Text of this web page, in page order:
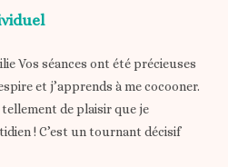
Vos séances ont été précieuses
et j’apprends à me cocooner.
tellement de plaisir que je
! C’est un tournant décisif